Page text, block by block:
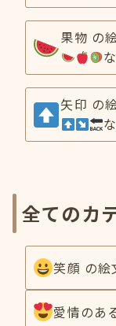
果物 の
矢印 の
全てのカ
笑顔 の絵
愛情のあ